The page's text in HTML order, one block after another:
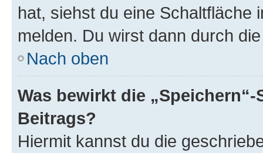
hat, siehst du eine Schaltfläche
melden. Du wirst dann durch
Nach oben
Was bewirkt die
Beitrags?
Hiermit kannst du die